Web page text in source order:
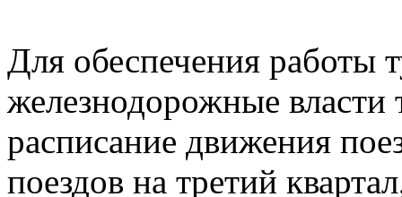
Для обеспечения работы
железнодорожные власти
расписание движения
поездов на третий